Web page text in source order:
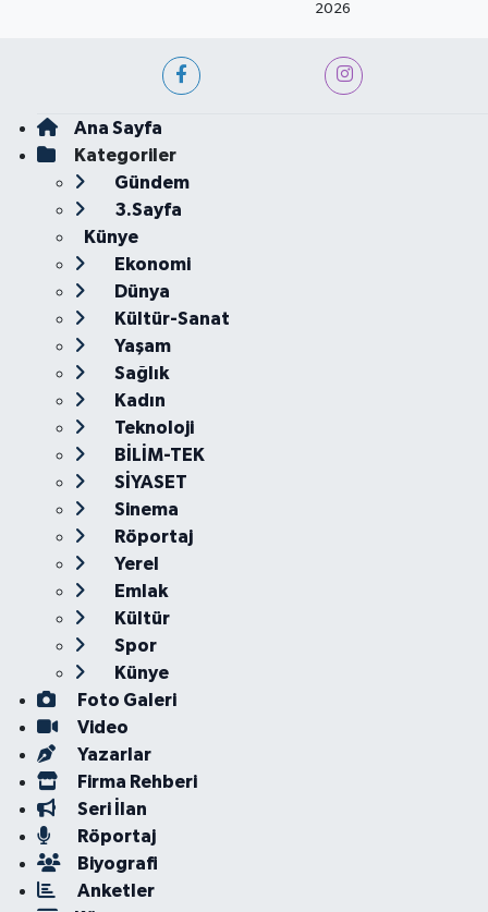
2026
Ana Sayfa
Kategoriler
Gündem
3.Sayfa
Künye
Ekonomi
Dünya
Kültür-Sanat
Yaşam
Sağlık
Kadın
Teknoloji
BİLİM-TEK
SİYASET
Sinema
Röportaj
Yerel
Emlak
Kültür
Spor
Künye
Foto Galeri
Video
Yazarlar
Firma Rehberi
Seri İlan
Röportaj
Biyografi
Anketler